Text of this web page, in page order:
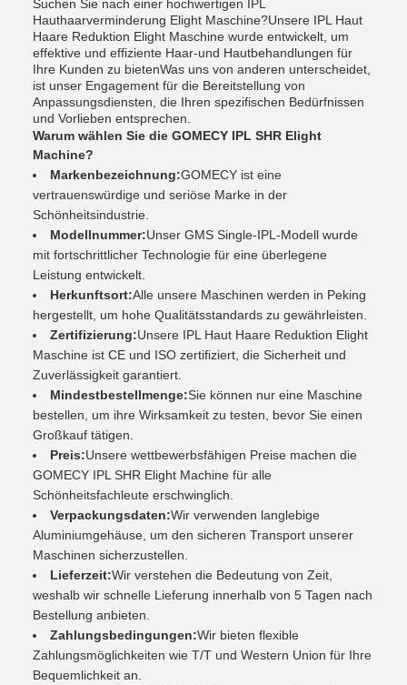
Suchen Sie nach einer hochwertigen IPL
Hauthaarverminderung Elight Maschine?Unsere IPL Haut
Haare Reduktion Elight Maschine wurde entwickelt, um
effektive und effiziente Haar-und Hautbehandlungen für
Ihre Kunden zu bietenWas uns von anderen unterscheidet,
ist unser Engagement für die Bereitstellung von
Anpassungsdiensten, die Ihren spezifischen Bedürfnissen
und Vorlieben entsprechen.
Warum wählen Sie die GOMECY IPL SHR Elight
Machine?
Markenbezeichnung:GOMECY ist eine
vertrauenswürdige und seriöse Marke in der
Schönheitsindustrie.
Modellnummer:Unser GMS Single-IPL-Modell wurde
mit fortschrittlicher Technologie für eine überlegene
Leistung entwickelt.
Herkunftsort:Alle unsere Maschinen werden in Peking
hergestellt, um hohe Qualitätsstandards zu gewährleisten.
Zertifizierung:Unsere IPL Haut Haare Reduktion Elight
Maschine ist CE und ISO zertifiziert, die Sicherheit und
Zuverlässigkeit garantiert.
Mindestbestellmenge:Sie können nur eine Maschine
bestellen, um ihre Wirksamkeit zu testen, bevor Sie einen
Großkauf tätigen.
Preis:Unsere wettbewerbsfähigen Preise machen die
GOMECY IPL SHR Elight Machine für alle
Schönheitsfachleute erschwinglich.
Verpackungsdaten:Wir verwenden langlebige
Aluminiumgehäuse, um den sicheren Transport unserer
Maschinen sicherzustellen.
Lieferzeit:Wir verstehen die Bedeutung von Zeit,
weshalb wir schnelle Lieferung innerhalb von 5 Tagen nach
Bestellung anbieten.
Zahlungsbedingungen:Wir bieten flexible
Zahlungsmöglichkeiten wie T/T und Western Union für Ihre
Bequemlichkeit an.